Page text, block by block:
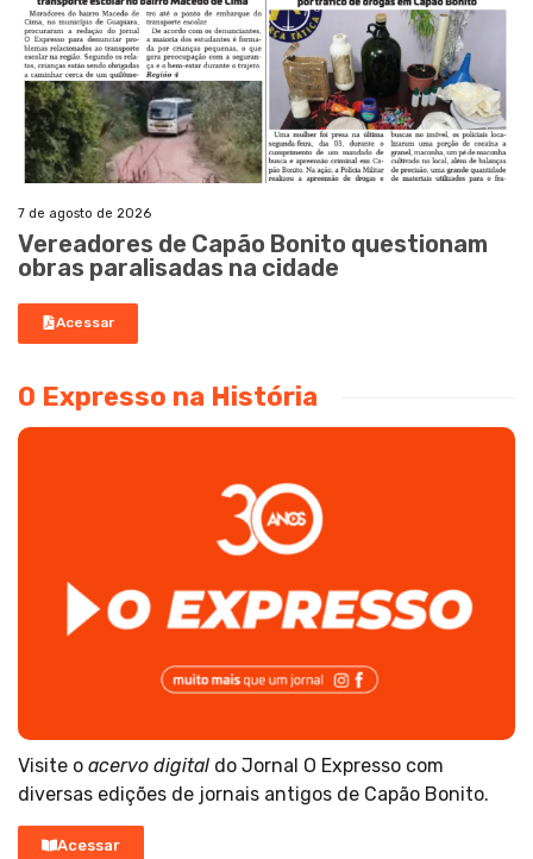
7 de agosto de 2026
Vereadores de Capão Bonito questionam
obras paralisadas na cidade
Acessar
O Expresso na História
Visite o acervo digital do Jornal O Expresso com
diversas edições de jornais antigos de Capão Bonito.
Acessar